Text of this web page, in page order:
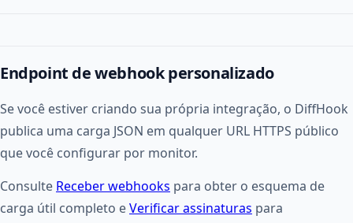
Endpoint de webhook personalizado
Se você estiver criando sua própria integração, o DiffHook
publica uma carga JSON em qualquer URL HTTPS público
que você configurar por monitor.
Consulte Receber webhooks para obter o esquema de
carga útil completo eVerificar assinaturas para